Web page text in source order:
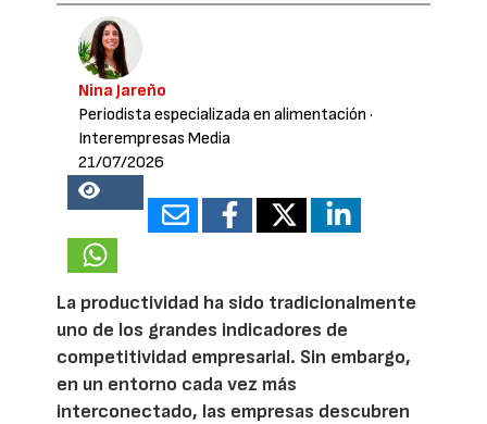
Nina Jareño
Periodista especializada en alimentación ·
Interempresas Media
21/07/2026
17783
La productividad ha sido tradicionalmente
uno de los grandes indicadores de
competitividad empresarial. Sin embargo,
en un entorno cada vez más
interconectado, las empresas descubren